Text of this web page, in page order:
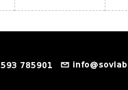
593 785901